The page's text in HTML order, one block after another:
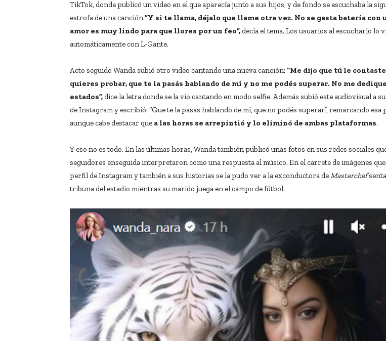
TikTok, donde publicó un video en el que aparecía junto a sus hijos, y de fondo se escuchaba la
estrofa de una canción.”Y si te llama, déjalo que llame otra vez. No se gasta batería con
amor es muy lindo para que llores por un feo”,decía el tema. Los usuarios al escucharlo lo
automáticamente con L-Gante.
Acto seguido Wanda subió otro video cantando una nueva canción: “Me dijo que tú le
quieres probar, que te la pasás hablando de mí y no me podés superar. No me
estados”,dice la letra donde se la vio cantando en modo selfie. Además subió este audiovisual a
de Instagram y escribió: “Que te la pasas hablando de mí, que no podés superar”, remarcando esa
aunque cabe destacar que a las horas se arrepintió y lo eliminó de ambas plataformas.
Y eso no es todo. En las últimas horas, Wanda también publicó unas fotos en sus redes sociales
seguidores enseguida interpretaron como una respuesta al músico. En el carrete de imágenes
perfil de Instagram y también a sus historias se la pudo ver a la exconductora deMasterchef
tribuna del estadio mientras su marido juega en el campo de fútbol.